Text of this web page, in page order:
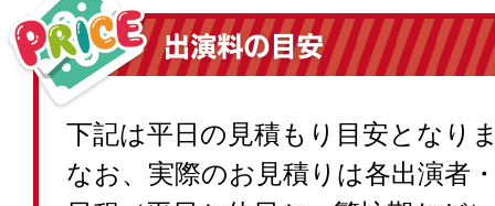
下記は平日の見積もり目安となり
なお、実際のお見積りは各出演者